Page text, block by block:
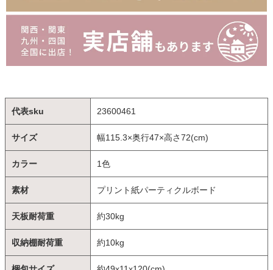
代表sku 23600461
サイズ 幅115.3×奥行47×高さ72(cm)
カラー 1色
素材 プリント紙パーティクルボード
天板耐荷重 約30kg
収納棚耐荷重 約10kg